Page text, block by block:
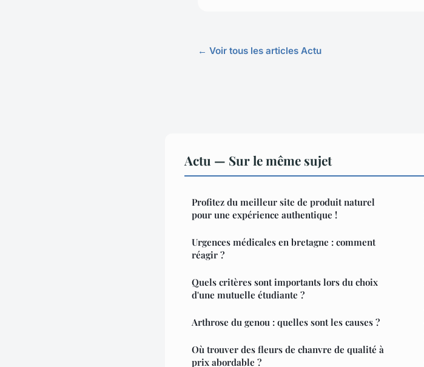
← Voir tous les articles Actu
Actu — Sur le même sujet
Profitez du meilleur site de produit naturel
pour une expérience authentique !
Urgences médicales en bretagne : comment
réagir ?
Quels critères sont importants lors du choix
d'une mutuelle étudiante ?
Arthrose du genou : quelles sont les causes ?
Où trouver des fleurs de chanvre de qualité à
prix abordable ?